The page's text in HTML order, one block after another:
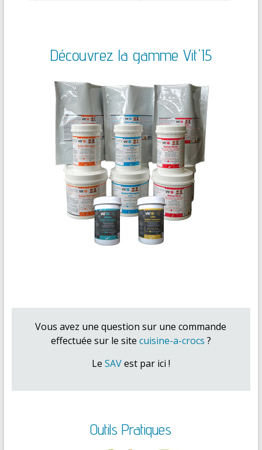
Découvrez la gamme Vit'I5
Vous avez une question sur une commande
effectuée sur le site cuisine-a-crocs ?
Le SAVest par ici !
Outils Pratiques